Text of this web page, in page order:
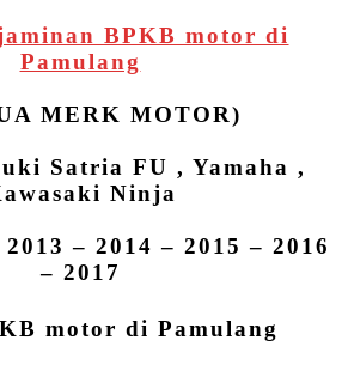
BPKB motor di
Pamulang
MERK MOTOR)
Satria FU , Yamaha ,
Ninja
– 2014 – 2015 – 2016
– 2017
motor di Pamulang